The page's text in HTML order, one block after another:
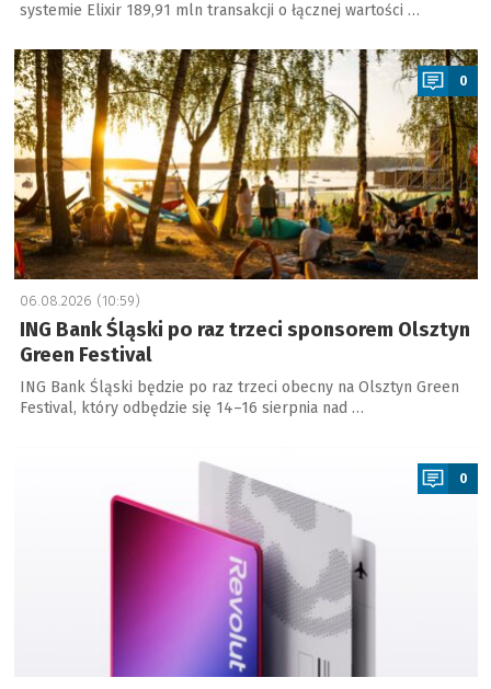
systemie Elixir 189,91 mln transakcji o łącznej wartości …
a
0
06.08.2026 (10:59)
ING Bank Śląski po raz trzeci sponsorem Olsztyn
Green Festival
ING Bank Śląski będzie po raz trzeci obecny na Olsztyn Green
Festival, który odbędzie się 14–16 sierpnia nad …
0